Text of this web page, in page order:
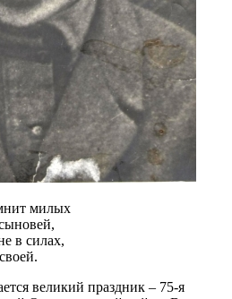
милых
в силах,
великий праздник – 75-я